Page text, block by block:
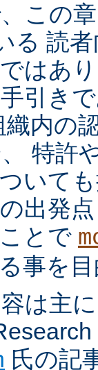
この
る 読
はあ
引き
内の
特許
いて
出発
とで
事を
は主
氏の記